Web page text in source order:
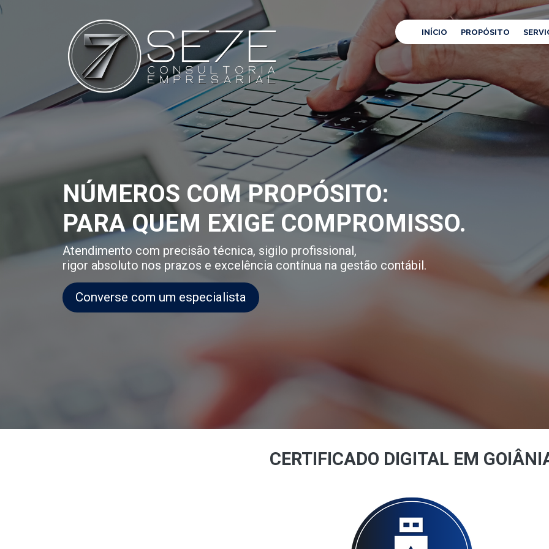
INÍCIO PROPÓSITO
NÚMEROS COM PROPÓSITO:
PARA QUEM EXIGE COMPROMISSO.
Atendimento com precisão técnica, sigilo profissional,
rigor absoluto nos prazos e excelência contínua na gestão contábil.
Converse com um especialista
CERTIFICADO DIGITAL EM